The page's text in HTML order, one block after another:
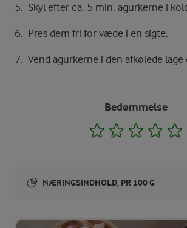
Skyl efter ca. 5 min. agurkerne i
Pres dem fri for væde i en sigte.
Vend agurkerne i den afkølede lage
Bedømmelse
1 2 3 4
NÆRINGSINDHOLD, PR 100 G